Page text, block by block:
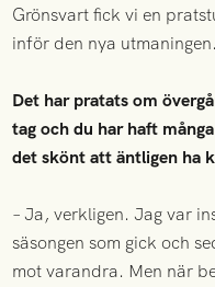
Grönsvart fick vi en
inför den nya utmaningen.
Det har pratats om
tag och du har haft
det skönt att äntligen ha
– Ja, verkligen. Jag var
säsongen som gick och
mot varandra. Men när